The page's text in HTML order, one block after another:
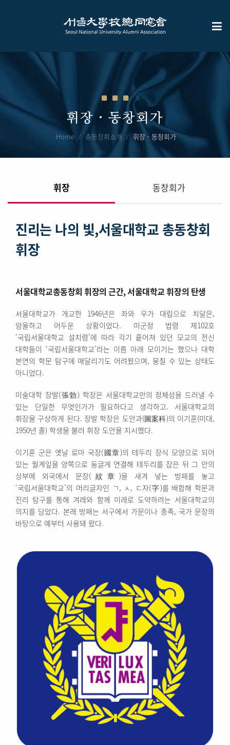
휘장 · 동창회가
Home 총동창회소개 휘장 · 동창회가
휘장 동창회가
진리는 나의 빛,서울대학교 총동창회
휘장
서울대학교총동창회 휘장의 근간, 서울대학교 휘장의 탄생
서울대학교가 개교한 1946년은 좌와 우가 대립으로 치달은,
암울하고 어두운 상황이었다. 미군정 법령 제102호
‘국립서울대학교 설치령’에 따라 각기 흩어져 있던 모교의 전신
대학들이 ‘국립서울대학교’라는 이름 아래 모이기는 했으나 대학
본연의 학문 탐구에 매달리기도 어려웠으며, 뭉칠 수 있는 상태도
아니었다.
미술대학 장발(張勃) 학장은 서울대학교만의 정체성을 드러낼 수
있는 단일한 무엇인가가 필요하다고 생각하고. 서울대학교의
휘장을 구상하게 된다. 장발 학장은 도안과(圖案科)의 이기훈(미대,
1950년 졸) 학생을 불러 휘장 도안을 지시했다.
이기훈 군은 옛날 로마 국장(國章)의 테두리 장식 모양으로 되어
있는 월계잎을 양쪽으로 둥글게 연결해 테두리를 잡은 뒤 그 안의
상부에 외국에서 문장(紋章)을 새겨 넣는 방패를 놓고
‘국립서울대학교’의 머리글자인 ㄱ, ㅅ, ㄷ자(字)를 배합해 학문과
진리 탐구를 통해 겨레와 함께 미래로 도약하려는 서울대학교의
의지를 담았다. 본래 방패는 서구에서 가문이나 종족, 국가 문장의
바탕으로 예부터 사용돼 왔다.